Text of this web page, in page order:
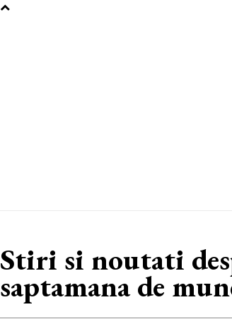
Stiri si noutati
saptamana de